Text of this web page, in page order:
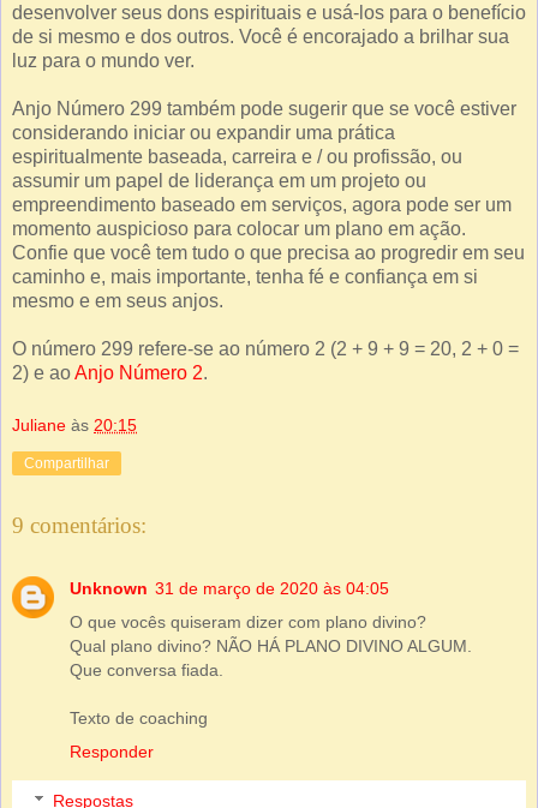
desenvolver seus dons espirituais e usá-los para o benefício
de si mesmo e dos outros. Você é encorajado a brilhar sua
luz para o mundo ver.
Anjo Número 299 também pode sugerir que se você estiver
considerando iniciar ou expandir uma prática
espiritualmente baseada, carreira e / ou profissão, ou
assumir um papel de liderança em um projeto ou
empreendimento baseado em serviços, agora pode ser um
momento auspicioso para colocar um plano em ação.
Confie que você tem tudo o que precisa ao progredir em seu
caminho e, mais importante, tenha fé e confiança em si
mesmo e em seus anjos.
O número 299 refere-se ao número 2 (2 + 9 + 9 = 20, 2 + 0 =
2) e aoAnjo Número 2.
Juliane às 20:15
Compartilhar
9 comentários:
Unknown 31 de março de 2020 às 04:05
O que vocês quiseram dizer com plano divino?
Qual plano divino? NÃO HÁ PLANO DIVINO ALGUM.
Que conversa fiada.
Texto de coaching
Responder
Respostas